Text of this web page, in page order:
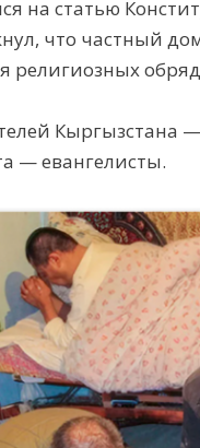
на статью
что частный
религиозных
Кыргызстана
— евангелисты.